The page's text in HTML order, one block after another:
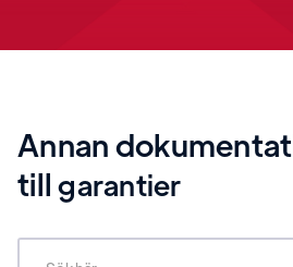
Annan
tillgarantier